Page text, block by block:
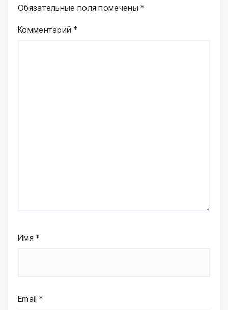
Обязательные поля помечены*
Комментарий *
Имя*
Email *